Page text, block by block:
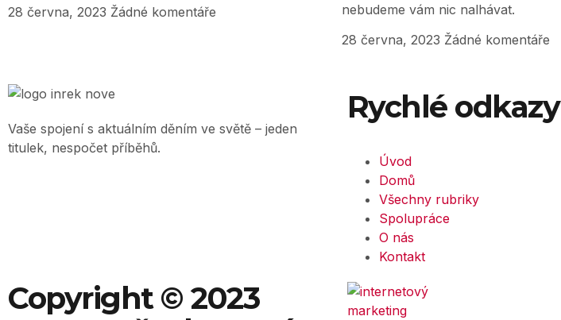
28 června, 2023 Žádné komentáře
nebudeme vám nic nalhávat.
28 června, 2023 Žádné komentáře
Vaše spojení s aktuálním děním ve světě – jeden
titulek, nespočet příběhů.
Rychlé odkazy
Úvod
Domů
Všechny rubriky
Spolupráce
O nás
Kontakt
Copyright © 2023